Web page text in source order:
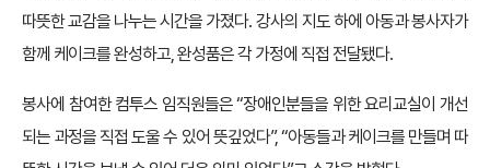
따뜻한 교감을 나누는 시간을 가졌다. 강사의 지도 하에 아동과 봉사자가
함께 케이크를 완성하고, 완성품은 각 가정에 직접 전달됐다.
봉사에 참여한 컴투스 임직원들은 “장애인분들을 위한 요리교실이 개선
되는 과정을 직접 도울 수 있어 뜻깊었다”, “아동들과 케이크를 만들며 따